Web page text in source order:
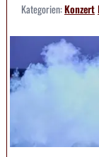
Kategorien:Konzert